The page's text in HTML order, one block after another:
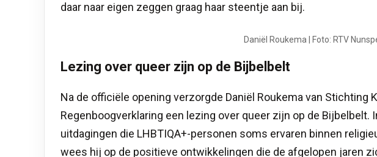
daar naar eigen zeggen graag haar steentje aan bij.
Daniël Roukema | Foto: RTV
Lezing over queer zijn op de Bijbelbelt
Na de officiële opening verzorgde Daniël Roukema van Stichting
Regenboogverklaring een lezing over queer zijn op de Bijbelbelt.
uitdagingen die LHBTIQA+-personen soms ervaren binnen
wees hij op de positieve ontwikkelingen die de afgelopen jaren